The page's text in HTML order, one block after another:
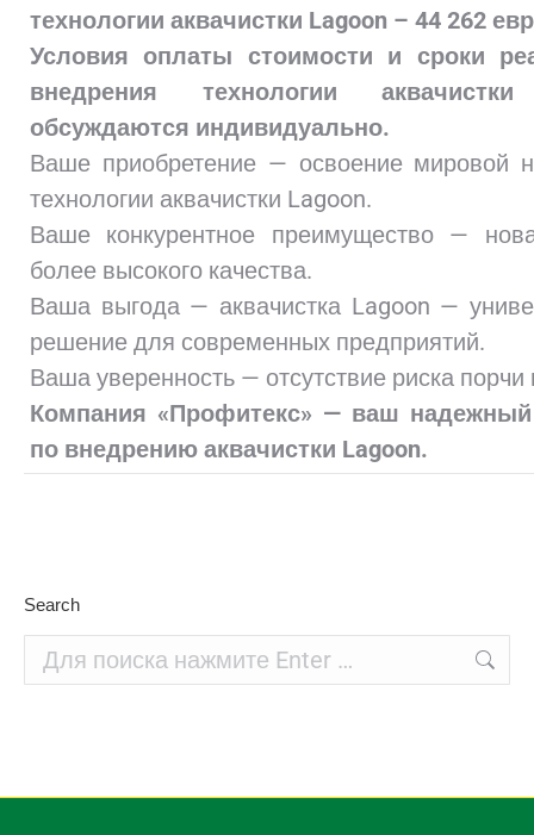
технологии аквачистки Lagoon – 44 262
Условия оплаты стоимости и сроки
внедрения технологии
обсуждаются индивидуально.
Ваше приобретение — освоение мировой
технологии аквачистки Lagoon.
Ваше конкурентное преимущество —
более высокого качества.
Ваша выгода — аквачистка Lagoon —
решение для современных предприятий.
Ваша уверенность — отсутствие риска порчи
Компания «Профитекс» — ваш надежный
по внедрению аквачистки Lagoon.
Search